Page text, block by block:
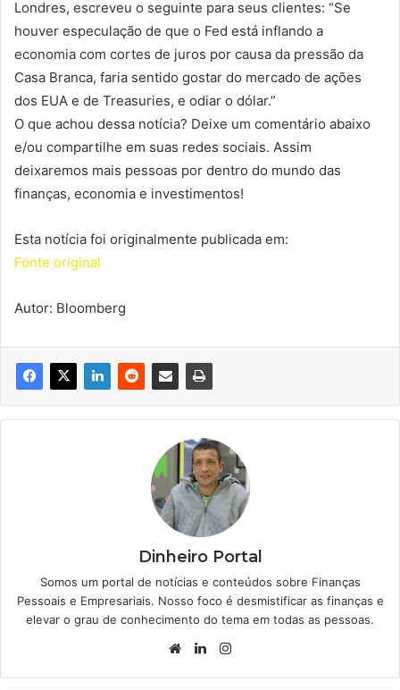
Londres, escreveu o seguinte para seus clientes: “Se
houver especulação de que o Fed está inflando a
economia com cortes de juros por causa da pressão da
Casa Branca, faria sentido gostar do mercado de ações
dos EUA e de Treasuries, e odiar o dólar.”
O que achou dessa notícia? Deixe um comentário abaixo
e/ou compartilhe em suas redes sociais. Assim
deixaremos mais pessoas por dentro do mundo das
finanças, economia e investimentos!
Esta notícia foi originalmente publicada em:
Fonte original
Autor: Bloomberg
Dinheiro Portal
Somos um portal de notícias e conteúdos sobre Finanças
Pessoais e Empresariais. Nosso foco é desmistificar as finanças e
elevar o grau de conhecimento do tema em todas as pessoas.
WebsiteLinkedin